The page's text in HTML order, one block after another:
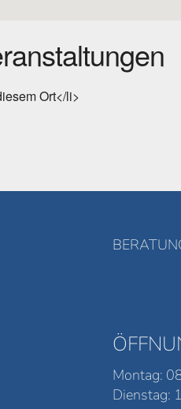
Ort</li>
Montag:
Dienstag: